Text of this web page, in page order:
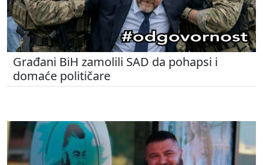
Građani BiH zamolili SAD da pohapsi i
domaće političare